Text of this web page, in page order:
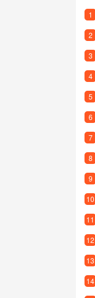
1
2
3
4
5
6
7
8
9
10
11
12
13
14